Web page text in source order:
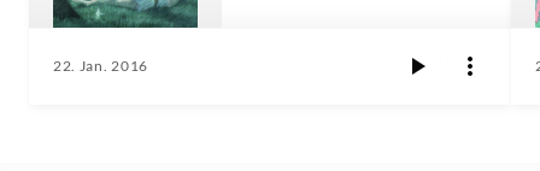
22. Jan. 2016